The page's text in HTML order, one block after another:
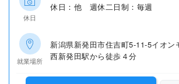
休日
休日：他 週休二日制：毎週
就業場所
新潟県新発田市住吉町5-11-5イオ
西新発田駅から徒歩４分